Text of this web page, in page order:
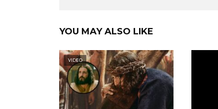
YOU MAY ALSO LIKE
VIDEO